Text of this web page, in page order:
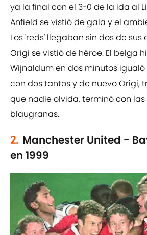
ya la final con el 3-0 de la ida al
Anfield se vistió de gala y el
Los 'reds' llegaban sin dos de
Origi se vistió de héroe. El belga
Wijnaldum en dos minutos
con dos tantos y de nuevo Origi,
que nadie olvida, terminó con
blaugranas.
2. Manchester United -
en 1999